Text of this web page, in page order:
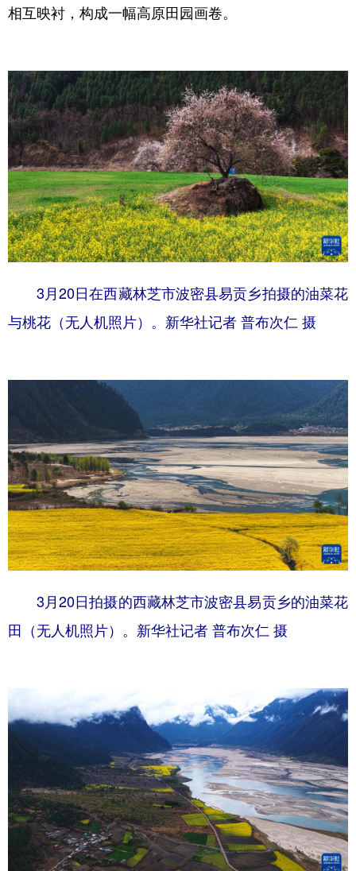
相互映衬，构成一幅高原田园画卷。
3月20日在西藏林芝市波密县易贡乡拍摄的油菜花
与桃花（无人机照片）。新华社记者 普布次仁 摄
3月20日拍摄的西藏林芝市波密县易贡乡的油菜花
田（无人机照片）。新华社记者 普布次仁 摄